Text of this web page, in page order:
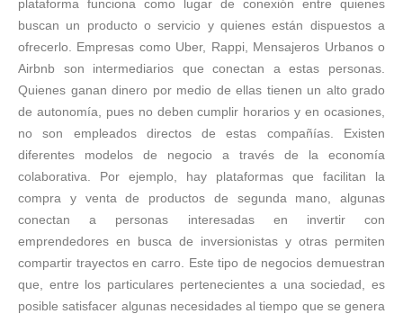
plataforma funciona como lugar de conexión entre quienes
buscan un producto o servicio y quienes están dispuestos a
ofrecerlo. Empresas como Uber, Rappi, Mensajeros Urbanos o
Airbnb son intermediarios que conectan a estas personas.
Quienes ganan dinero por medio de ellas tienen un alto grado
de autonomía, pues no deben cumplir horarios y en ocasiones,
no son empleados directos de estas compañías. Existen
diferentes modelos de negocio a través de la economía
colaborativa. Por ejemplo, hay plataformas que facilitan la
compra y venta de productos de segunda mano, algunas
conectan a personas interesadas en invertir con
emprendedores en busca de inversionistas y otras permiten
compartir trayectos en carro. Este tipo de negocios demuestran
que, entre los particulares pertenecientes a una sociedad, es
posible satisfacer algunas necesidades al tiempo que se genera